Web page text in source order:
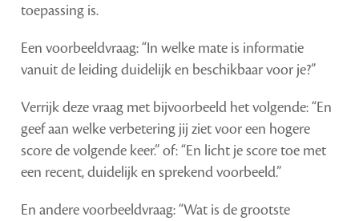
toepassing is.
Een voorbeeldvraag: “In welke mate is informatie
vanuit de leiding duidelijk en beschikbaar voor je?”
Verrijk deze vraag met bijvoorbeeld het volgende: “En
geef aan welke verbetering jij ziet voor een hogere
score de volgende keer.” of: “En licht je score toe met
een recent, duidelijk en sprekend voorbeeld.”
En andere voorbeeldvraag: “Wat is de grootste